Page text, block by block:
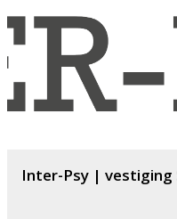
Inter-Psy | vestiging